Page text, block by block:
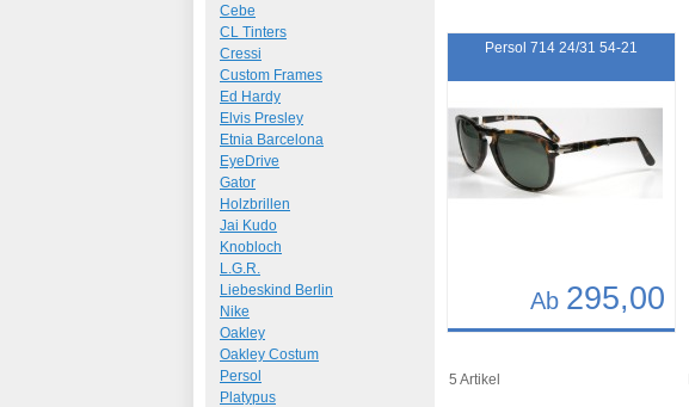
Art.-Nr.: 10422
Persol 714 24/31 54-21
Ab 295,00
Art.-Nr.: 9712
5 Artikel
Cebe
CL Tinters
Cressi
Custom Frames
Ed Hardy
Elvis Presley
Etnia Barcelona
EyeDrive
Gator
Holzbrillen
Jai Kudo
Knobloch
L.G.R.
Liebeskind Berlin
Nike
Oakley
Oakley Costum
Persol
Platypus